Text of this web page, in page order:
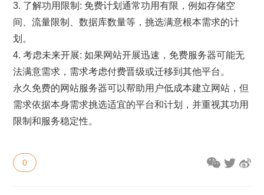
3. 了解功用限制: 免费计划通常功用有限，例如存储空
间、流量限制、数据库数量等，挑选满意根本需求的计
划。
4. 考虑未来开展: 如果网站开展迅速，免费服务器可能无
法满意需求，需求考虑付费晋级或迁移到其他平台。
永久免费的网站服务器可以帮助用户低成本建立网站，但
需求依据本身需求挑选适宜的平台和计划，并重视其功用
限制和服务稳定性。
0